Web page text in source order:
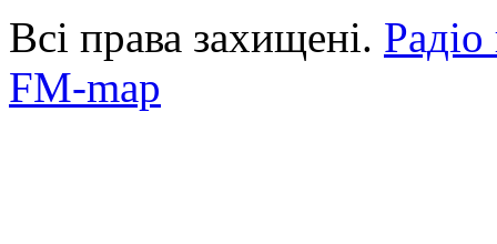
Всі права захищені.
FM-map